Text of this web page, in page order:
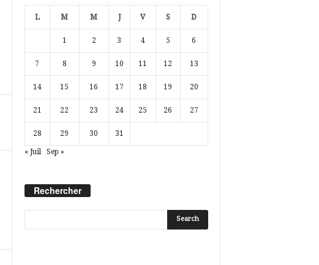
L M M J V S D
1 2 3 4 5 6
7 8 9 10 11 12 13
14 15 16 17 18 19 20
21 22 23 24 25 26 27
28 29 30 31
« Juil Sep »
Rechercher